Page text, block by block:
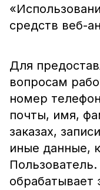
средств веб-
Для
вопросам
номер
почты, имя,
заказах,
иные данные,
обрабатывает